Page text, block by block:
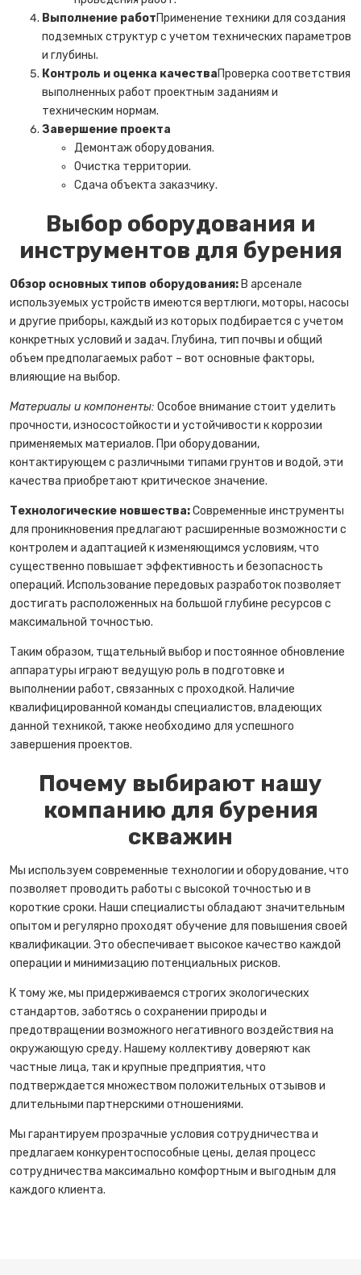
Выполнение работПрименение техники для создания
подземных структур с учетом технических параметров
и глубины.
Контроль и оценка качестваПроверка соответствия
выполненных работ проектным заданиям и
техническим нормам.
Завершение проекта
Демонтаж оборудования.
Очистка территории.
Сдача объекта заказчику.
Выбор оборудования и
инструментов для бурения
Обзор основных типов оборудования: В арсенале
используемых устройств имеются вертлюги, моторы, насосы
и другие приборы, каждый из которых подбирается с учетом
конкретных условий и задач. Глубина, тип почвы и общий
объем предполагаемых работ – вот основные факторы,
влияющие на выбор.
Материалы и компоненты: Особое внимание стоит уделить
прочности, износостойкости и устойчивости к коррозии
применяемых материалов. При оборудовании,
контактирующем с различными типами грунтов и водой, эти
качества приобретают критическое значение.
Технологические новшества:Современные инструменты
для проникновения предлагают расширенные возможности с
контролем и адаптацией к изменяющимся условиям, что
существенно повышает эффективность и безопасность
операций. Использование передовых разработок позволяет
достигать расположенных на большой глубине ресурсов с
максимальной точностью.
Таким образом, тщательный выбор и постоянное обновление
аппаратуры играют ведущую роль в подготовке и
выполнении работ, связанных с проходкой. Наличие
квалифицированной команды специалистов, владеющих
данной техникой, также необходимо для успешного
завершения проектов.
Почему выбирают нашу
компанию для бурения
скважин
Мы используем современные технологии и оборудование, что
позволяет проводить работы с высокой точностью и в
короткие сроки. Наши специалисты обладают значительным
опытом и регулярно проходят обучение для повышения своей
квалификации. Это обеспечивает высокое качество каждой
операции и минимизацию потенциальных рисков.
К тому же, мы придерживаемся строгих экологических
стандартов, заботясь о сохранении природы и
предотвращении возможного негативного воздействия на
окружающую среду. Нашему коллективу доверяют как
частные лица, так и крупные предприятия, что
подтверждается множеством положительных отзывов и
длительными партнерскими отношениями.
Мы гарантируем прозрачные условия сотрудничества и
предлагаем конкурентоспособные цены, делая процесс
сотрудничества максимально комфортным и выгодным для
каждого клиента.